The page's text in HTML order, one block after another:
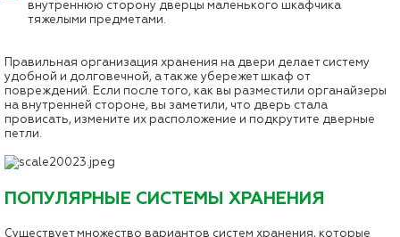
внутреннюю сторону дверцы маленького шкафчика
тяжелыми предметами.
Правильная организация хранения на двери делает систему
удобной и долговечной, а также убережет шкаф от
повреждений. Если после того, как вы разместили органайзеры
на внутренней стороне, вы заметили, что дверь стала
провисать, измените их расположение и подкрутите дверные
петли.
ПОПУЛЯРНЫЕ СИСТЕМЫ ХРАНЕНИЯ
Существует множество вариантов систем хранения, которые